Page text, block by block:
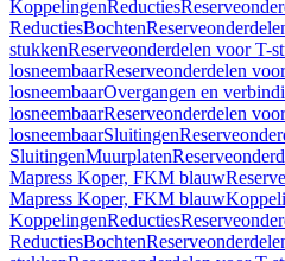
KoppelingenReducties
ReductiesBochten
stukkenReserveonderdelen voor T-
losneembaarReserveonderdelen
losneembaarOvergangen en
losneembaarReserveonderdelen
losneembaarSluitingen
SluitingenMuurplaten
Mapress Koper, FKM blauw
Mapress Koper, FKM blauw
KoppelingenReducties
ReductiesBochten